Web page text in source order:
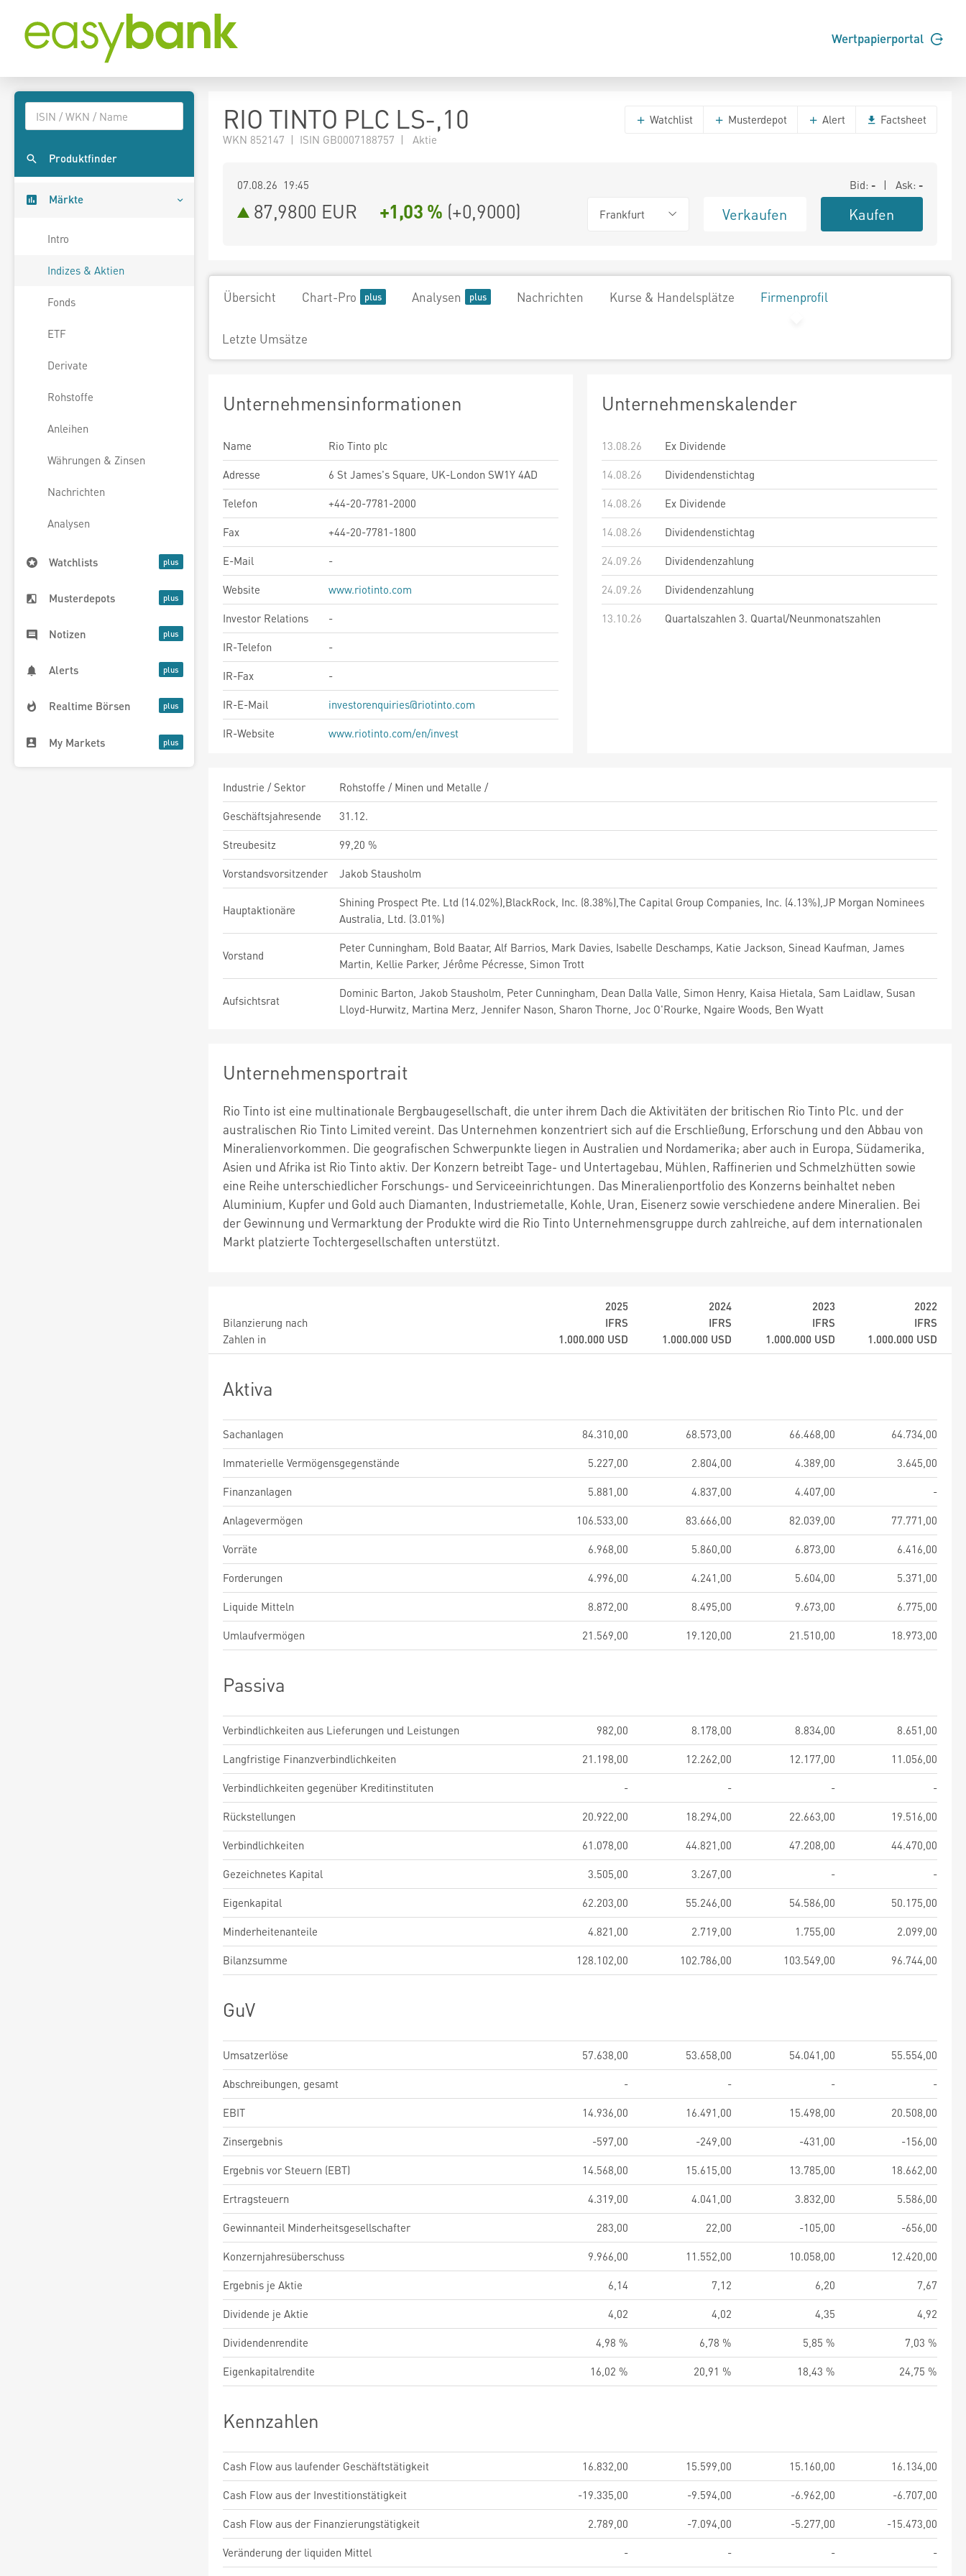
Wertpapierportal
Produktfinder
Märkte
Intro
Indizes & Aktien
Fonds
ETF
Derivate
Rohstoffe
Anleihen
Währungen & Zinsen
Nachrichten
Analysen
Watchlists
Musterdepots
Notizen
Alerts
Realtime Börsen
My Markets
RIO TINTO PLC LS-,10
WKN 852147 | ISIN GB0007188757 | Aktie
Watchlist Musterdepot Alert Factsheet
07.08.26 19:45 Bid: - | Ask: -
87,9800 EUR +1,03 % (+0,9000) Frankfurt Verkaufen Kaufen
Übersicht Chart-Pro Analysen Nachrichten Kurse & Handelsplätze Firmenprofil
Letzte Umsätze
Unternehmensinformationen
Name
Rio Tinto plc
Adresse
6 St James's Square, UK-London SW1Y 4AD
Telefon
+44-20-7781-2000
Fax
+44-20-7781-1800
E-Mail
-
Website
www.riotinto.com
Investor Relations
-
IR-Telefon
-
IR-Fax
-
IR-E-Mail
investorenquiries@riotinto.com
IR-Website
www.riotinto.com/en/invest
Unternehmenskalender
13.08.26
Ex Dividende
14.08.26
Dividendenstichtag
14.08.26
Ex Dividende
14.08.26
Dividendenstichtag
24.09.26
Dividendenzahlung
24.09.26
Dividendenzahlung
13.10.26
Quartalszahlen 3. Quartal/Neunmonatszahlen
Industrie / Sektor
Rohstoffe / Minen und Metalle /
Geschäftsjahresende
31.12.
Streubesitz
99,20 %
Vorstandsvorsitzender
Jakob Stausholm
Hauptaktionäre
Shining Prospect Pte. Ltd (14.02%),BlackRock, Inc. (8.38%),The Capital Group Companies, Inc. (4.13%),JP Morgan Nominees
Australia, Ltd. (3.01%)
Vorstand
Peter Cunningham, Bold Baatar, Alf Barrios, Mark Davies, Isabelle Deschamps, Katie Jackson, Sinead Kaufman, James
Martin, Kellie Parker, Jérôme Pécresse, Simon Trott
Aufsichtsrat
Dominic Barton, Jakob Stausholm, Peter Cunningham, Dean Dalla Valle, Simon Henry, Kaisa Hietala, Sam Laidlaw, Susan
Lloyd-Hurwitz, Martina Merz, Jennifer Nason, Sharon Thorne, Joc O'Rourke, Ngaire Woods, Ben Wyatt
Unternehmensportrait
Rio Tinto ist eine multinationale Bergbaugesellschaft, die unter ihrem Dach die Aktivitäten der britischen Rio Tinto Plc. und der
australischen Rio Tinto Limited vereint. Das Unternehmen konzentriert sich auf die Erschließung, Erforschung und den Abbau von
Mineralienvorkommen. Die geografischen Schwerpunkte liegen in Australien und Nordamerika; aber auch in Europa, Südamerika,
Asien und Afrika ist Rio Tinto aktiv. Der Konzern betreibt Tage- und Untertagebau, Mühlen, Raffinerien und Schmelzhütten sowie
eine Reihe unterschiedlicher Forschungs- und Serviceeinrichtungen. Das Mineralienportfolio des Konzerns beinhaltet neben
Aluminium, Kupfer und Gold auch Diamanten, Industriemetalle, Kohle, Uran, Eisenerz sowie verschiedene andere Mineralien. Bei
der Gewinnung und Vermarktung der Produkte wird die Rio Tinto Unternehmensgruppe durch zahlreiche, auf dem internationalen
Markt platzierte Tochtergesellschaften unterstützt.
Bilanzierung nach
Zahlen in
2025
IFRS
1.000.000 USD
2024
IFRS
1.000.000 USD
2023
IFRS
1.000.000 USD
2022
IFRS
1.000.000 USD
Aktiva
Sachanlagen 84.310,00 68.573,00 66.468,00
64.734,00
Immaterielle Vermögensgegenstände
5.227,00 2.804,00 4.389,00
3.645,00
Finanzanlagen
5.881,00 4.837,00 4.407,00
-
Anlagevermögen
106.533,00 83.666,00 82.039,00
77.771,00
Vorräte
6.968,00 5.860,00 6.873,00
6.416,00
Forderungen
4.996,00 4.241,00 5.604,00
5.371,00
Liquide Mitteln
8.872,00 8.495,00 9.673,00
6.775,00
Umlaufvermögen
21.569,00 19.120,00 21.510,00 18.973,00
Passiva
Verbindlichkeiten aus Lieferungen und Leistungen 982,00 8.178,00 8.834,00
8.651,00
Langfristige Finanzverbindlichkeiten
21.198,00 12.262,00 12.177,00
11.056,00
Verbindlichkeiten gegenüber Kreditinstituten
- - -
-
Rückstellungen
20.922,00 18.294,00 22.663,00
19.516,00
Verbindlichkeiten
61.078,00 44.821,00 47.208,00
44.470,00
Gezeichnetes Kapital
3.505,00 3.267,00 -
-
Eigenkapital
62.203,00 55.246,00 54.586,00
50.175,00
Minderheitenanteile
4.821,00 2.719,00 1.755,00
2.099,00
Bilanzsumme
128.102,00 102.786,00 103.549,00 96.744,00
GuV
Umsatzerlöse 57.638,00 53.658,00 54.041,00
55.554,00
Abschreibungen, gesamt
- - -
-
EBIT
14.936,00 16.491,00 15.498,00
20.508,00
Zinsergebnis
-597,00 -249,00 -431,00
-156,00
Ergebnis vor Steuern (EBT)
14.568,00 15.615,00 13.785,00
18.662,00
Ertragsteuern
4.319,00 4.041,00 3.832,00
5.586,00
Gewinnanteil Minderheitsgesellschafter
283,00 22,00 -105,00
-656,00
Konzernjahresüberschuss
9.966,00 11.552,00 10.058,00
12.420,00
Ergebnis je Aktie
6,14 7,12 6,20
7,67
Dividende je Aktie
4,02 4,02 4,35
4,92
Dividendenrendite
4,98 % 6,78 % 5,85 %
7,03 %
Eigenkapitalrendite
16,02 % 20,91 % 18,43 % 24,75 %
Kennzahlen
Cash Flow aus laufender Geschäftstätigkeit 16.832,00 15.599,00 15.160,00
16.134,00
Cash Flow aus der Investitionstätigkeit
-19.335,00 -9.594,00 -6.962,00
-6.707,00
Cash Flow aus der Finanzierungstätigkeit
2.789,00 -7.094,00 -5.277,00
-15.473,00
Veränderung der liquiden Mittel
- - - -